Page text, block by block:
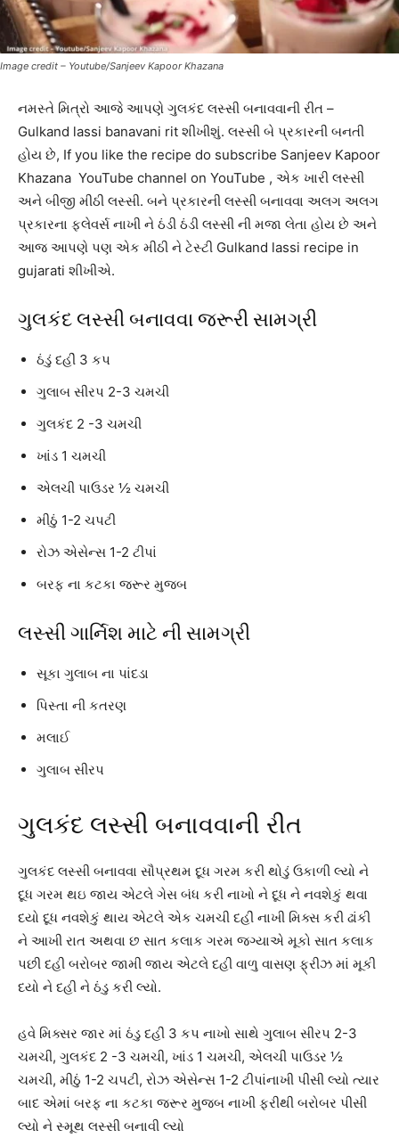
Image credit – Youtube/Sanjeev Kapoor Khazana
નમસ્તે મિત્રો આજે આપણે ગુલકંદ લસ્સી બનાવવાની રીત –
Gulkand lassi banavani rit શીખીશું. લસ્સી બે પ્રકારની બનતી
હોય છે, If you like the recipe do subscribe Sanjeev Kapoor
Khazana YouTube channel on YouTube , એક ખારી લસ્સી
અને બીજી મીઠી લસ્સી. બને પ્રકારની લસ્સી બનાવવા અલગ અલગ
પ્રકારના ફ્લેવર્સ નાખી ને ઠંડી ઠંડી લસ્સી ની મજા લેતા હોય છે અને
આજ આપણે પણ એક મીઠી ને ટેસ્ટી Gulkand lassi recipe in
gujarati શીખીએ.
ગુલકંદ લસ્સી બનાવવા જરૂરી સામગ્રી
ઠંડું દહીં 3 કપ
ગુલાબ સીરપ 2-3 ચમચી
ગુલકંદ 2 -3 ચમચી
ખાંડ 1 ચમચી
એલચી પાઉડર ½ ચમચી
મીઠું 1-2 ચપટી
રોઝ એસેન્સ 1-2 ટીપાં
બરફ ના કટકા જરૂર મુજબ
લસ્સી ગાર્નિશ માટે ની સામગ્રી
સૂકા ગુલાબ ના પાંદડા
પિસ્તા ની કતરણ
મલાઈ
ગુલાબ સીરપ
ગુલકંદ લસ્સી બનાવવાની રીત
ગુલકંદ લસ્સી બનાવવા સૌપ્રથમ દૂધ ગરમ કરી થોડું ઉકાળી લ્યો ને
દૂધ ગરમ થઇ જાય એટલે ગેસ બંધ કરી નાખો ને દૂધ ને નવશેકું થવા
દયો દૂધ નવશેકું થાય એટલે એક ચમચી દહીં નાખી મિક્સ કરી ઢાંકી
ને આખી રાત અથવા છ સાત કલાક ગરમ જગ્યાએ મૂકો સાત કલાક
પછી દહી બરોબર જામી જાય એટલે દહી વાળુ વાસણ ફ્રીઝ માં મૂકી
દયો ને દહી ને ઠંડુ કરી લ્યો.
હવે મિક્સર જાર માં ઠંડુ દહીં 3 કપ નાખો સાથે ગુલાબ સીરપ 2-3
ચમચી, ગુલકંદ 2 -3 ચમચી, ખાંડ 1 ચમચી, એલચી પાઉડર ½
ચમચી, મીઠું 1-2 ચપટી, રોઝ એસેન્સ 1-2 ટીપાંનાખી પીસી લ્યો ત્યાર
બાદ એમાં બરફ ના કટકા જરૂર મુજબ નાખી ફરીથી બરોબર પીસી
લ્યો ને સ્મૂથ લસ્સી બનાવી લ્યો